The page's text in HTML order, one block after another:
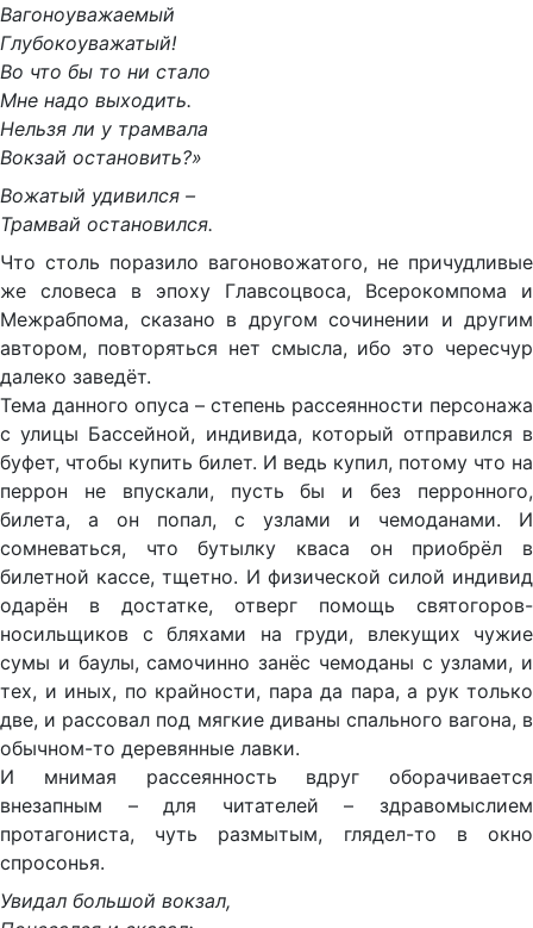
Вагоноуважаемый
Глубокоуважатый!
Во что бы то ни стало
Мне надо выходить.
Нельзя ли у трамвала
Вокзай остановить?»
Вожатый удивился –
Трамвай остановился.
Что столь поразило вагоновожатого, не причудливые
же словеса в эпоху Главсоцвоса, Всерокомпома и
Межрабпома, сказано в другом сочинении и другим
автором, повторяться нет смысла, ибо это чересчур
далеко заведёт.
Тема данного опуса – степень рассеянности персонажа
с улицы Бассейной, индивида, который отправился в
буфет, чтобы купить билет. И ведь купил, потому что на
перрон не впускали, пусть бы и без перронного,
билета, а он попал, с узлами и чемоданами. И
сомневаться, что бутылку кваса он приобрёл в
билетной кассе, тщетно. И физической силой индивид
одарён в достатке, отверг помощь святогоров-
носильщиков с бляхами на груди, влекущих чужие
сумы и баулы, самочинно занёс чемоданы с узлами, и
тех, и иных, по крайности, пара да пара, а рук только
две, и рассовал под мягкие диваны спального вагона, в
обычном-то деревянные лавки.
И мнимая рассеянность вдруг оборачивается
внезапным – для читателей – здравомыслием
протагониста, чуть размытым, глядел-то в окно
спросонья.
Увидал большой вокзал,